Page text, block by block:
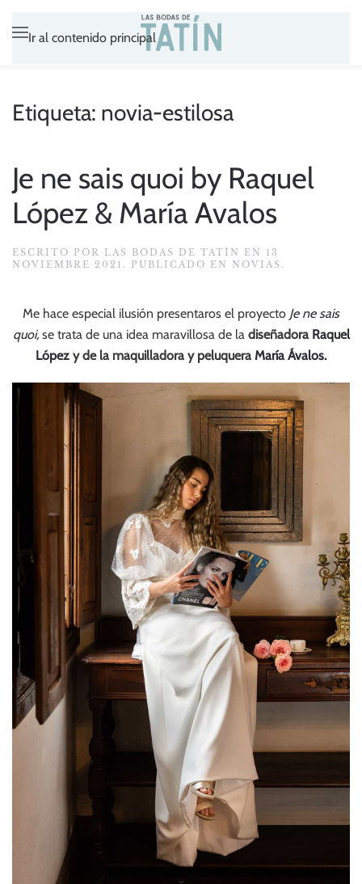
Ir al contenido principal
Etiqueta: novia-estilosa
Je ne sais quoi by Raquel
López & María Avalos
ESCRITO POR LAS BODAS DE TATÍN EN 13
NOVIEMBRE 2021 . PUBLICADO EN NOVIAS .
Me hace especial ilusión presentaros el proyecto Je ne sais
quoi,se trata de una idea maravillosa de la diseñadora Raquel
López y de la maquilladora y peluqueraMaría Ávalos.